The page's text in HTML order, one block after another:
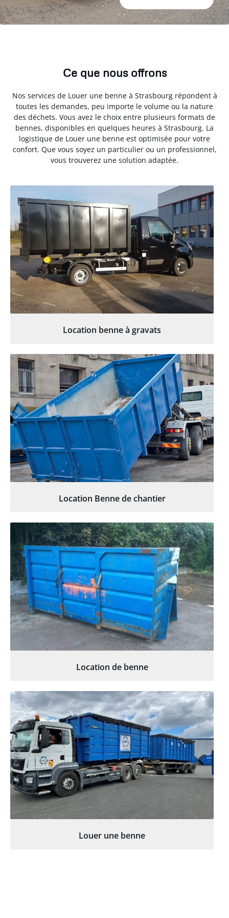
Ce que nous offrons
Nos services de Louer une benne à Strasbourg répondent à
toutes les demandes, peu importe le volume ou la nature
des déchets. Vous avez le choix entre plusieurs formats de
bennes, disponibles en quelques heures à Strasbourg. La
logistique de Louer une benne est optimisée pour votre
confort. Que vous soyez un particulier ou un professionnel,
vous trouverez une solution adaptée.
Location benne à gravats
Location Benne de chantier
Location de benne
Louer une benne